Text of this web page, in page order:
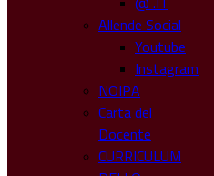
Allende Social
Youtube
Instagram
NOIPA
Carta del
Docente
CURRICULUM